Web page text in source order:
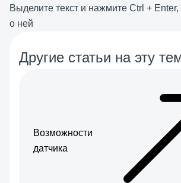
Выделите текст и нажмите Ctrl + Enter,
о ней
Другие статьи на эту
Возможности
датчика